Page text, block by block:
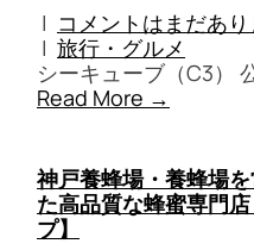
| コメントはまだあ
| 旅行・グルメ
シーキューブ（C3）
Read More →
神戸養蜂場・養蜂場
た高品質な蜂蜜専門
プ】